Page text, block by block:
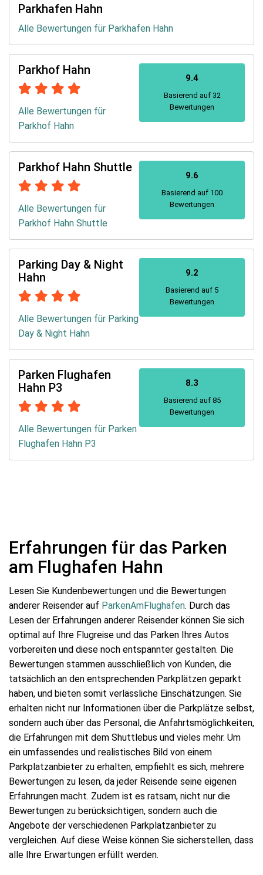
Parkhafen Hahn
Alle Bewertungen für Parkhafen Hahn
Parkhof Hahn
Alle Bewertungen für
Parkhof Hahn
9.4
Basierend auf 32
Bewertungen
Parkhof Hahn Shuttle
Alle Bewertungen für
Parkhof Hahn Shuttle
9.6
Basierend auf 100
Bewertungen
Parking Day & Night
Hahn
Alle Bewertungen für Parking
Day & Night Hahn
9.2
Basierend auf 5
Bewertungen
Parken Flughafen
Hahn P3
Alle Bewertungen für Parken
Flughafen Hahn P3
8.3
Basierend auf 85
Bewertungen
Erfahrungen für das Parken
am Flughafen Hahn
Lesen Sie Kundenbewertungen und die Bewertungen
anderer Reisender auf ParkenAmFlughafen. Durch das
Lesen der Erfahrungen anderer Reisender können Sie sich
optimal auf Ihre Flugreise und das Parken Ihres Autos
vorbereiten und diese noch entspannter gestalten. Die
Bewertungen stammen ausschließlich von Kunden, die
tatsächlich an den entsprechenden Parkplätzen geparkt
haben, und bieten somit verlässliche Einschätzungen. Sie
erhalten nicht nur Informationen über die Parkplätze selbst,
sondern auch über das Personal, die Anfahrtsmöglichkeiten,
die Erfahrungen mit dem Shuttlebus und vieles mehr. Um
ein umfassendes und realistisches Bild von einem
Parkplatzanbieter zu erhalten, empfiehlt es sich, mehrere
Bewertungen zu lesen, da jeder Reisende seine eigenen
Erfahrungen macht. Zudem ist es ratsam, nicht nur die
Bewertungen zu berücksichtigen, sondern auch die
Angebote der verschiedenen Parkplatzanbieter zu
vergleichen. Auf diese Weise können Sie sicherstellen, dass
alle Ihre Erwartungen erfüllt werden.